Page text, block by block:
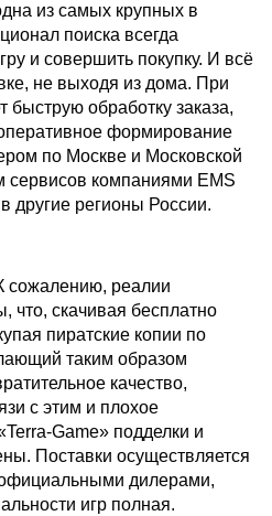
из самых крупных в
поиска всегда
и совершить покупку. И всё
не выходя из дома. При
быструю обработку заказа,
формирование
по Москве и Московской
сервисов компаниями EMS
другие регионы России.
сожалению, реалии
что, скачивая бесплатно
пиратские копии по
таким образом
качество,
с этим и плохое
Game» подделки и
Поставки осуществляется
дилерами,
игр полная.